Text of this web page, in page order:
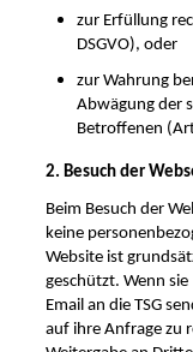
zur Erfüllung
DSGVO), oder
zur Wahrung
Abwägung der
Betroffenen
2. Besuch der
Beim Besuch der
keine
Website ist
geschützt. Wenn
Email an die TSG
auf ihre Anfrage zu